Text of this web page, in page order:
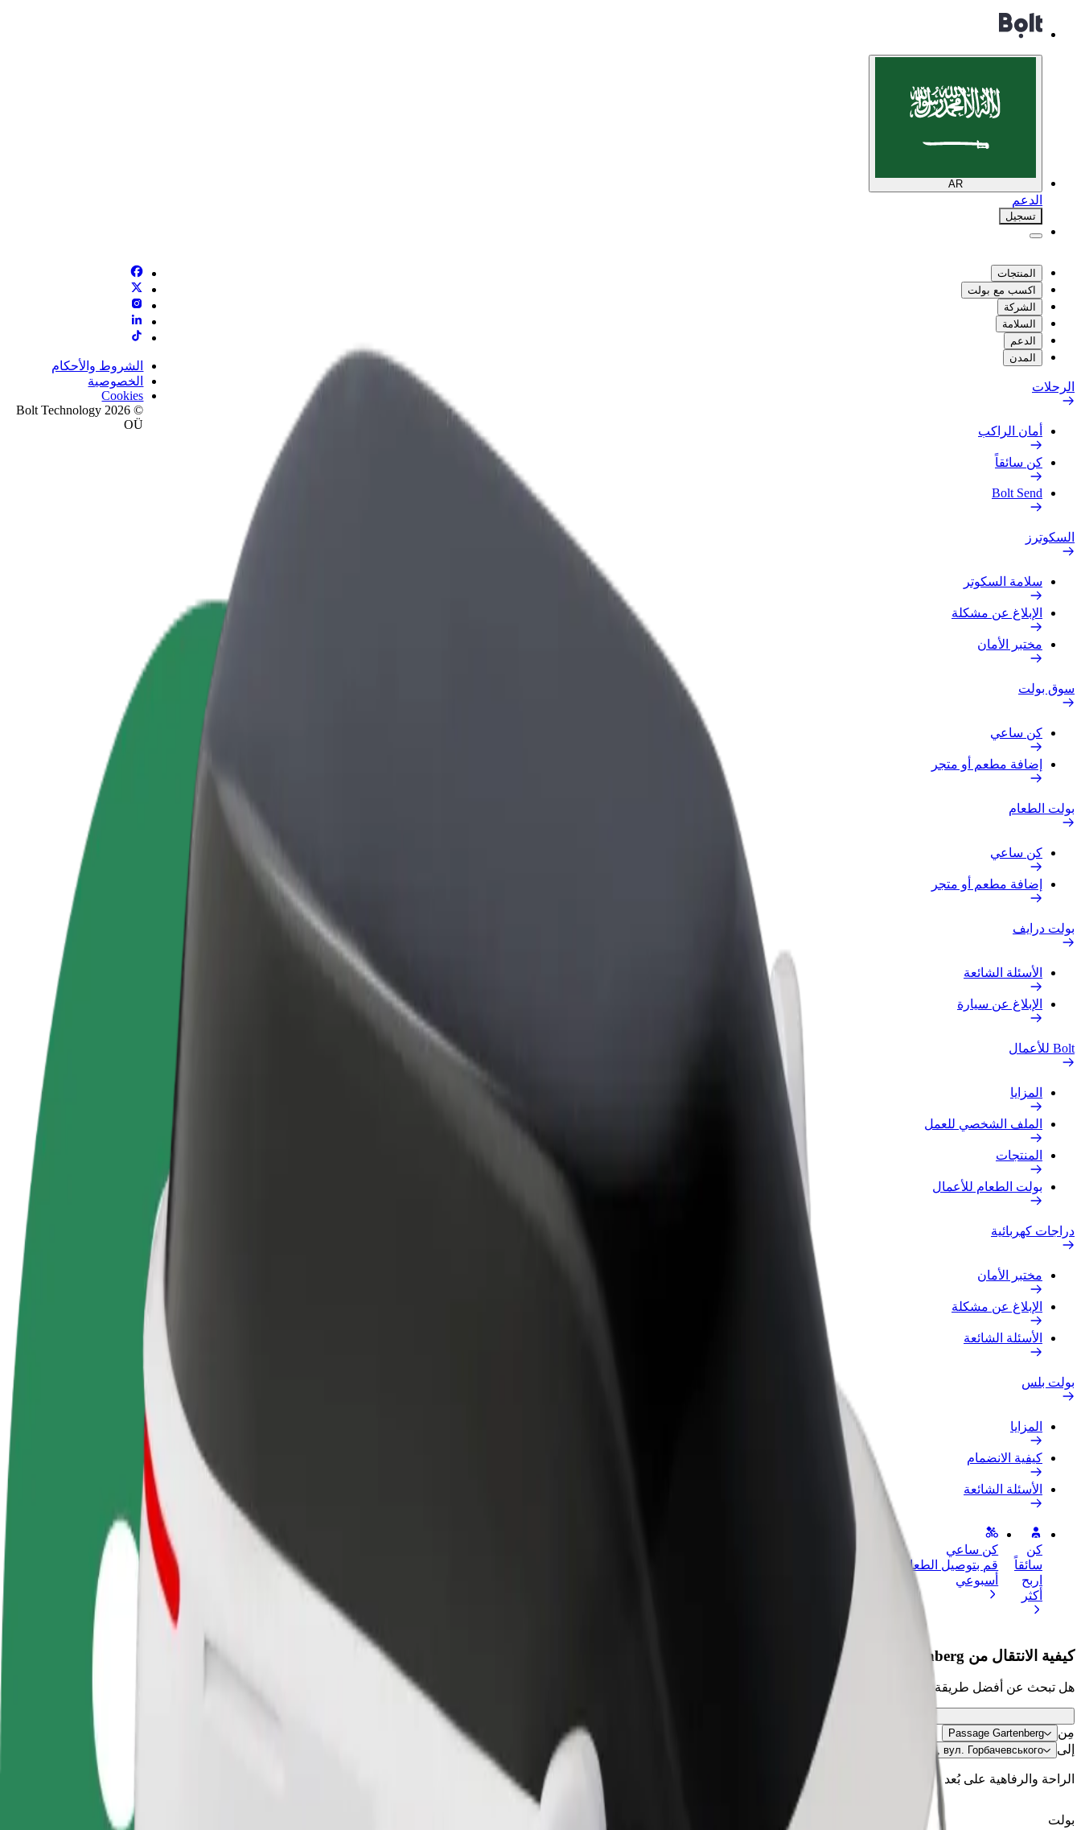
AR
الدعم
تسجيل
المنتجات
اكسب مع بولت
الشركة
السلامة
الدعم
المدن
الرحلات
أمان الراكب
كن سائقاً
Bolt Send
السكوترز
سلامة السكوتر
الإبلاغ عن مشكلة
مختبر الأمان
سوق بولت
كن ساعي
إضافة مطعم أو متجر
بولت الطعام
كن ساعي
إضافة مطعم أو متجر
بولت درايف
الأسئلة الشائعة
الإبلاغ عن سيارة
Bolt للأعمال
المزايا
الملف الشخصي للعمل
المنتجات
بولت الطعام للأعمال
دراجات كهربائية
مختبر الأمان
الإبلاغ عن مشكلة
الأسئلة الشائعة
بولت بلس
المزايا
كيفية الانضمام
الأسئلة الشائعة
كن
سائقاً
اربح
أكثر
كن ساعي
قم بتوصيل الطعام واحصل على أجر
أسبوعي
منتجات وخدمات بولت تم تطويرها
الشروط والأحكام
الخصوصية
Cookies
© 2026 Bolt Technology
OÜ
كيفية الانتقال من Passage Gartenberg إلى Автостанція № 2, вул. Горбачевського
هل تبحث عن أفضل طريقة للانتقال من Passage Gartenberg إلى Автостанція № 2, вул. Горбачевського؟ اطّلع على خدماتنا واختر الأنسب لمشوارك.
مِن Passage Gartenberg
إلى Автостанція № 2, вул. Горбачевського
الراحة والرفاهية على بُعد نقرات فقط!
بولت